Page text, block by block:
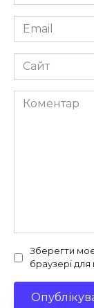
Email
*
Сайт
Коментар
Зберегти
браузері